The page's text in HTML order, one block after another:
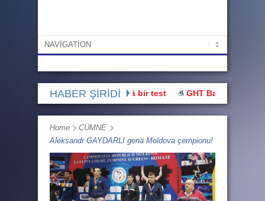
HABER ŞİRİDİ
Bu hak üstünnüü devletlää bir test GHT Başı: “Buluşmaya
Home
CÜMNE
Aleksandr GAYDARLI genä Moldova çempionu!